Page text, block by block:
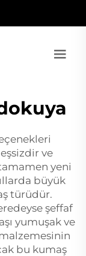
ve
yeni
büyük
türüdür.
şeffaf
yumuşak ve
bu kumaş